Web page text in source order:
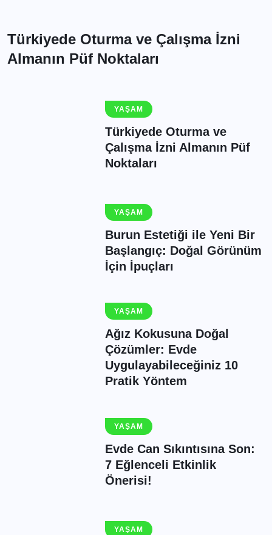
Türkiyede Oturma ve Çalışma İzni
Almanın Püf Noktaları
YAŞAM
Türkiyede Oturma ve
Çalışma İzni Almanın Püf
Noktaları
YAŞAM
Burun Estetiği ile Yeni Bir
Başlangıç: Doğal Görünüm
İçin İpuçları
YAŞAM
Ağız Kokusuna Doğal
Çözümler: Evde
Uygulayabileceğiniz 10
Pratik Yöntem
YAŞAM
Evde Can Sıkıntısına Son:
7 Eğlenceli Etkinlik
Önerisi!
YAŞAM